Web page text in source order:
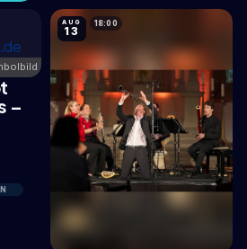
–
AUG
13
18:00